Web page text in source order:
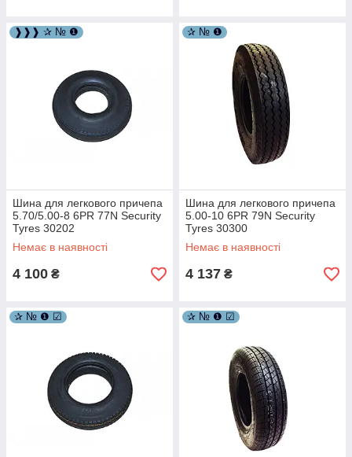
❱❱❱ ✰ № ❶
Шина для легкового причепа
5.70/5.00-8 6PR 77N Security
Tyres 30202
Немає в наявності
4 100 ₴
✰ № ❶
Шина для легкового причепа
5.00-10 6PR 79N Security
Tyres 30300
Немає в наявності
4 137 ₴
✰ № ❶ ☑ ✰ № ❶ ☑